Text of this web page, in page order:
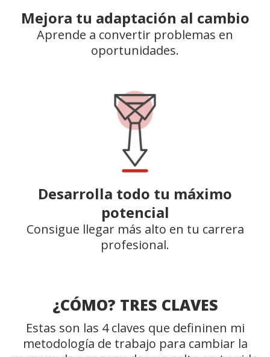
Mejora tu adaptación al cambio
Aprende a convertir problemas en
oportunidades.
Desarrolla todo tu máximo
potencial
Consigue llegar más alto en tu carrera
profesional.
¿CÓMO? TRES CLAVES
Estas son las 4 claves que defininen mi
metodología de trabajo para cambiar la